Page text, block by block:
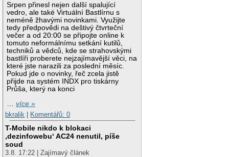
Srpen přinesl nejen další spalující
vedro, ale také Virtuální Bastlírnu s
neméně žhavými novinkami. Využijte
tedy předpovědi na deštivý čtvrteční
večer a od 20:00 se připojte online k
tomuto neformálnímu setkání kutilů,
techniků a vědců, kde se strahovskými
bastlíři proberete nejzajímavější věci, na
které jste narazili za poslední měsíc.
Pokud jde o novinky, řeč zcela jistě
přijde na systém INDX pro tiskárny
Průša, který na konci
…více »
bkralik
Komentářů: 0
T-Mobile nikdo k blokaci
‚dezinfowebu‘ AC24 nenutil, píše
soud
3.8. 17:22 | Zajímavý článek